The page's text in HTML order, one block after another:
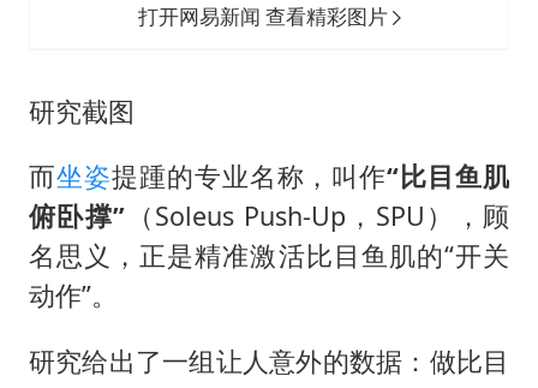
打开网易新闻 查看精彩图片
研究截图
而坐姿提踵的专业名称，叫作“比目鱼肌
俯卧撑” （Soleus Push-Up，SPU），顾
名思义，正是精准激活比目鱼肌的“开关
动作”。
研究给出了一组让人意外的数据：做比目